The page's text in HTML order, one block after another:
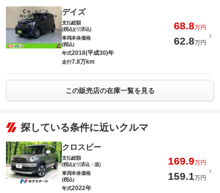
デイズ
支払総額
(税込)(リ済込)
68.8万円
車両本体価格
(税込)
62.8万円
年式2018(平成30)年
走行7.8万km
この販売店の在庫一覧を見る
探している条件に近いクルマ
クロスビー
支払総額
(税込)(リ済込・追)
169.9万円
車両本体価格
(税込)
159.1万円
年式2022年